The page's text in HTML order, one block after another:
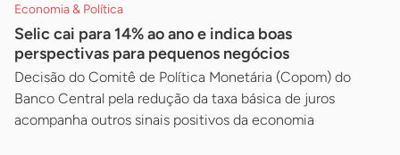
Economia & Política
Selic cai para 14% ao ano e indica boas
perspectivas para pequenos negócios
Decisão do Comitê de Política Monetária (Copom) do
Banco Central pela redução da taxa básica de juros
acompanha outros sinais positivos da economia